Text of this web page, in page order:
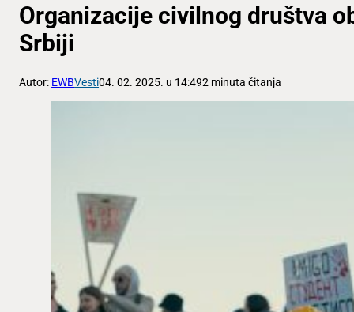
Organizacije civilnog društva
Srbiji
Autor: EWBVesti04. 02. 2025. u 14:492 minuta čitanja